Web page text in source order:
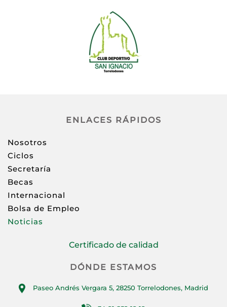
ENLACES RÁPIDOS
Nosotros
Ciclos
Secretaría
Becas
Internacional
Bolsa de Empleo
Noticias
Certificado de calidad
DÓNDE ESTAMOS
Paseo Andrés Vergara 5, 28250 Torrelodones, Madrid